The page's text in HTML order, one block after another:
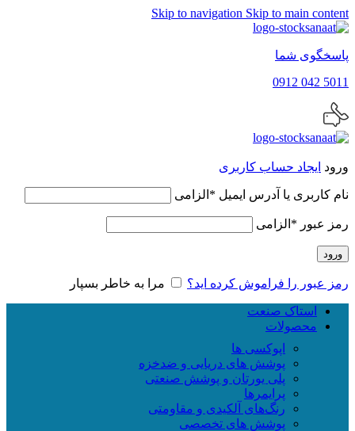
Skip to navigation Skip to main content
پاسخگوی شما
5011 042 0912
ورود ایجاد حساب کاربری
نام کاربری یا آدرس ایمیل * الزامی
رمز عبور * الزامی
ورود
رمز عبور را فراموش کرده اید؟ مرا به خاطر بسپار
استاک صنعت
محصولات
اپوکسی ها
پوشش های دریایی و ضدخزه
پلی یورتان و پوشش صنعتی
پرایمرها
رنگ‌های آلکیدی و مقاومتی
پوشش های تخصصی